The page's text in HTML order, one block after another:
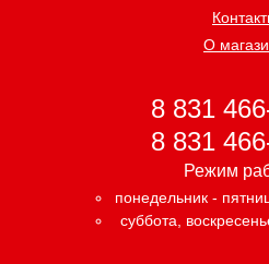
О
8 831
8 831
Режим
понедельник -
суббота,